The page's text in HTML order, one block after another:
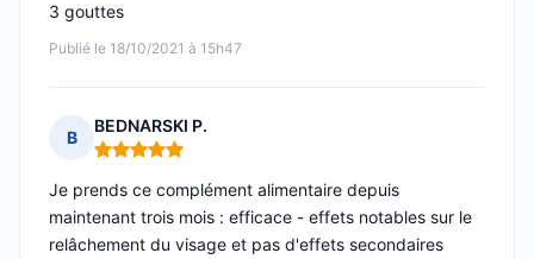
Publié le 18/10/2021 à 15h47
3 gouttes
B
BEDNARSKI P.
Note : 5 sur 5
Je prends ce complément alimentaire depuis
maintenant trois mois : efficace - effets notables sur le
relâchement du visage et pas d'effets secondaires